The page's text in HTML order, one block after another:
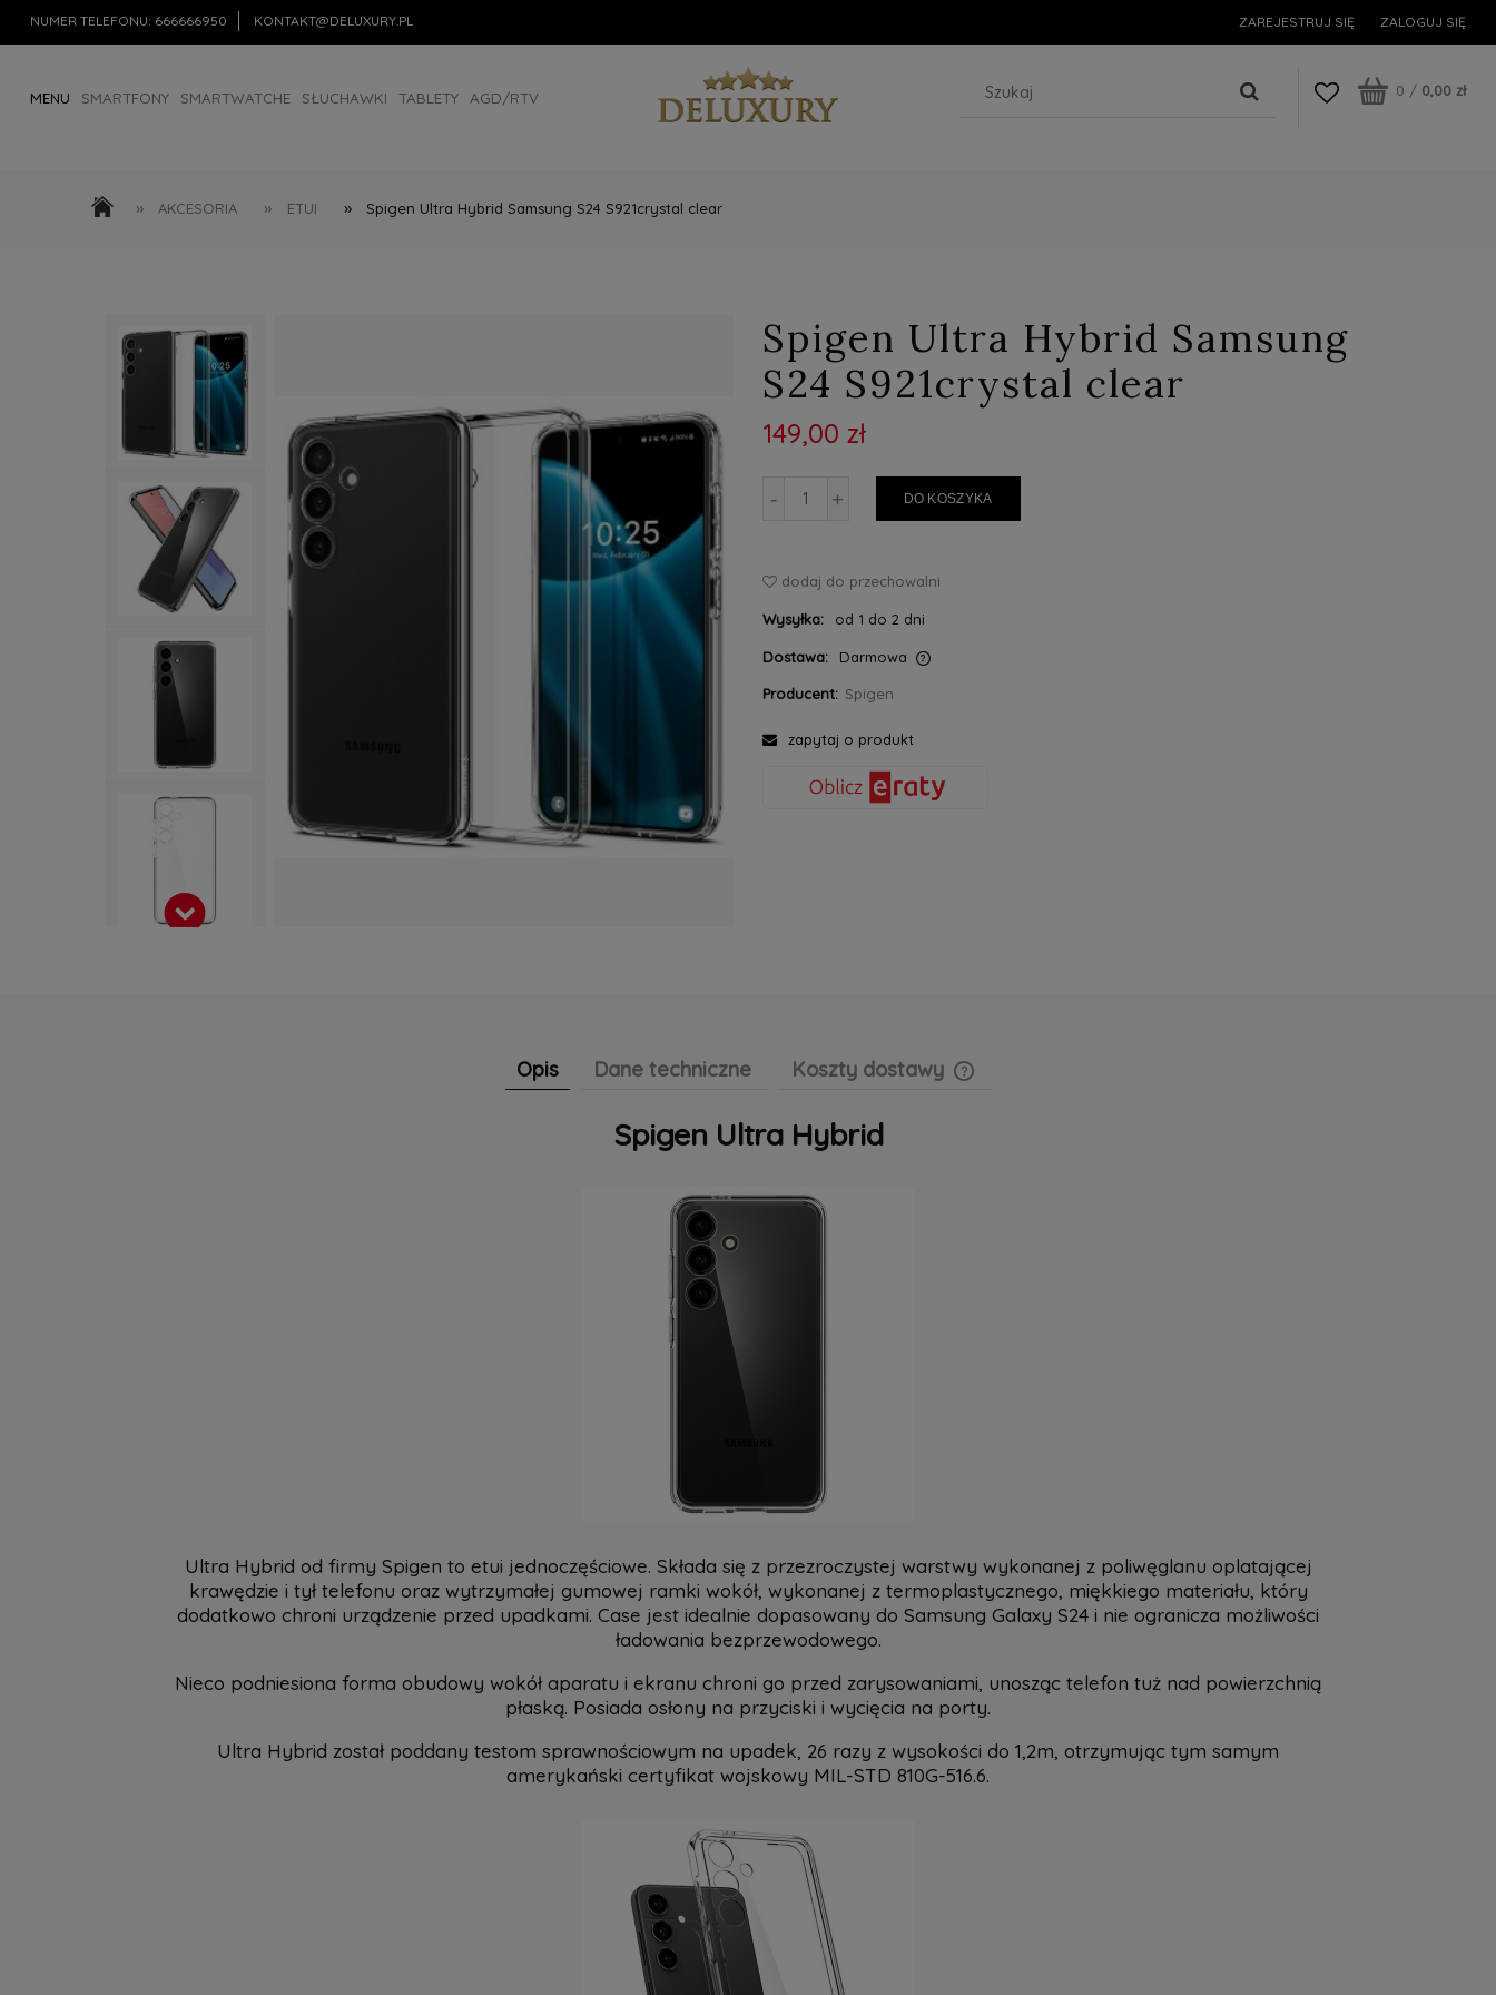
NUMER TELEFONU: 666666950 KONTAKT@DELUXURY.PL ZAREJESTRUJ SIĘ ZALOGUJ SIĘ
MENU SMARTFONY SMARTWATCHE SŁUCHAWKI TABLETY AGD/RTV 0 / 0,00 zł
» AKCESORIA » ETUI » Spigen Ultra Hybrid Samsung S24 S921crystal clear
Spigen Ultra Hybrid Samsung
S24 S921crystal clear
149,00 zł
- + DO KOSZYKA
dodaj do przechowalni
Wysyłka: od 1 do 2 dni
Dostawa: Darmowa
Cena nie zawiera ewentualnych kosztów
Producent: Spigen
zapytaj o produkt
Opis Dane techniczne Koszty dostawy
Spigen Ultra Hybrid
Ultra Hybrid od firmy Spigen to etui jednoczęściowe. Składa się z przezroczystej warstwy wykonanej z poliwęglanu oplatającej
krawędzie i tył telefonu oraz wytrzymałej gumowej ramki wokół, wykonanej z termoplastycznego, miękkiego materiału, który
dodatkowo chroni urządzenie przed upadkami. Case jest idealnie dopasowany do Samsung Galaxy S24 i nie ogranicza możliwości
ładowania bezprzewodowego.
Nieco podniesiona forma obudowy wokół aparatu i ekranu chroni go przed zarysowaniami, unosząc telefon tuż nad powierzchnią
płaską. Posiada osłony na przyciski i wycięcia na porty.
Ultra Hybrid został poddany testom sprawnościowym na upadek, 26 razy z wysokości do 1,2m, otrzymując tym samym
amerykański certyfikat wojskowy MIL-STD 810G-516.6.